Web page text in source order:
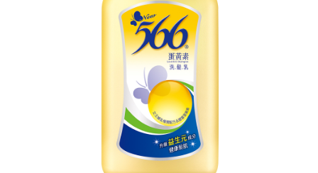
２．關於個人資料處理事宜，請瀏覽以下網址：
https://aftee.tw/terms/#terms3
３．未成年的使用者請事先徵得法定代理人或監護人之同意方可使用
「AFTEE先享後付」，若未經同意申辦者引起之損失，本公司不負相關責
４．使用「AFTEE先享後付」時，將依據個別帳號之用戶狀況，依本公司即
時審查核予不同之上限額度；若仍有額度不足之情形，本公司將視審查結果
５．嚴禁一人註冊多個帳號或使用他人資訊註冊。若發現惡意使用之情形，
恩沛科技股份有限公司將有權停止該用戶之使用額度並採取法律行動。